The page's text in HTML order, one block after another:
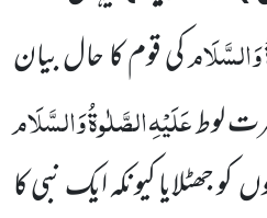
وَالسَّلَامکی قوم کا حال بیان
لوطعَلَیْہِالصَّلٰوۃُوَالسَّلَام
جھٹلایا کیونکہ ایک نبی کا